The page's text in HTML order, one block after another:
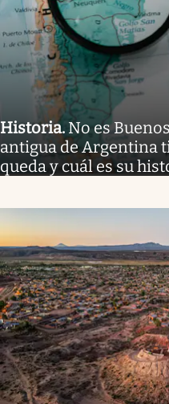
Historia. No es
antigua de Argentina
queda y cuál es su